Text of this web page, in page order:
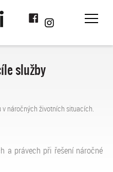
Instagram
Facebook
služby
náročných životních situacích.
a právech při řešení náročné